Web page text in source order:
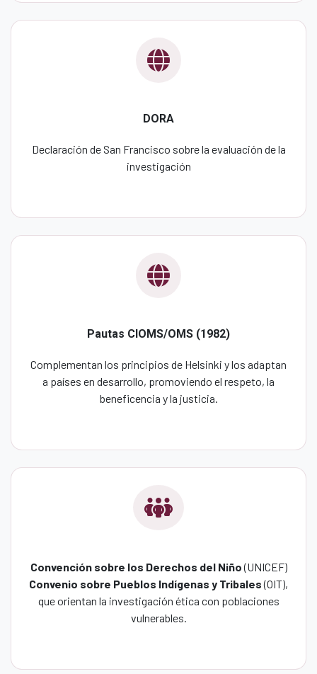
DORA
Declaración de San Francisco sobre la evaluación de la
investigación
Pautas CIOMS/OMS (1982)
Complementan los principios de Helsinki y los adaptan
a países en desarrollo, promoviendo el respeto, la
beneficencia y la justicia.
Convención sobre los Derechos del Niño(UNICEF)
Convenio sobre Pueblos Indígenas y Tribales(OIT),
que orientan la investigación ética con poblaciones
vulnerables.